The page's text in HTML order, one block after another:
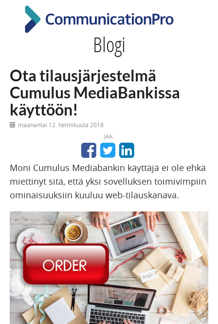
Blogi
Ota tilausjärjestelmä
Cumulus MediaBankissa
käyttöön!
maanantai 12. helmikuuta 2018
JAA:
Moni Cumulus Mediabankin käyttäjä ei ole ehkä
miettinyt sitä, että yksi sovelluksen toimivimpiin
ominaisuuksiin kuuluu web-tilauskanava.